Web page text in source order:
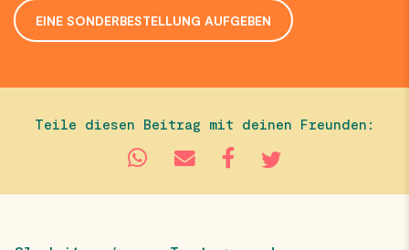
EINE SONDERBESTELLUNG AUFGEBEN
Teile diesen Beitrag mit deinen Freunden: